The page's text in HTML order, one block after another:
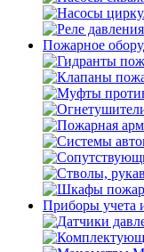
Пожарное
Приборы